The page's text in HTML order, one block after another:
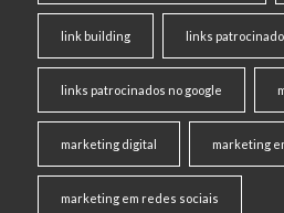
link building links
links patrocinados no google
marketing digital marketing
marketing em redes sociais